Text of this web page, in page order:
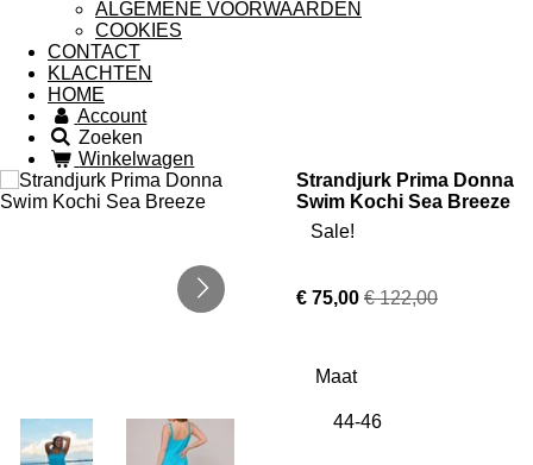
ALGEMENE VOORWAARDEN
COOKIES
CONTACT
KLACHTEN
HOME
Account
Zoeken
Winkelwagen
Strandjurk Prima Donna
Swim Kochi Sea Breeze
Sale!
€ 75,00 € 122,00
Maat